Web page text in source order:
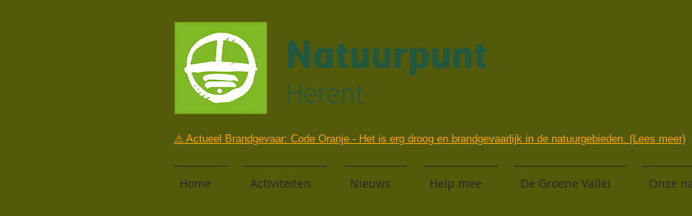
⚠️ Actueel Brandgevaar: Code Oranje - Het is erg droog en brandgevaarlijk in de natuurgebieden. (Lees meer)
Home Activiteiten Nieuws Help mee De Groene Vallei Onze